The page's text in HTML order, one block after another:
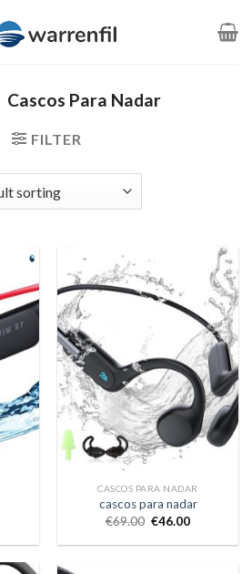
Cascos Para Nadar
FILTER
CASCOS PARA NADAR
cascos para nadar
€69.00 €46.00